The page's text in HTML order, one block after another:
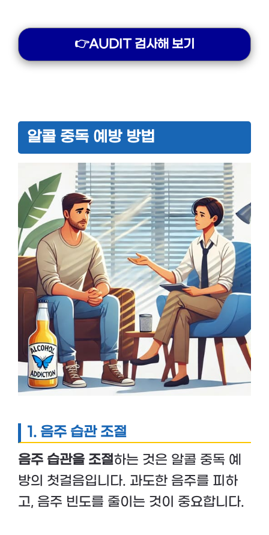
👉AUDIT 검사해 보기
알콜 중독 예방 방법
1. 음주 습관 조절
음주 습관을 조절하는 것은 알콜 중독 예
방의 첫걸음입니다. 과도한 음주를 피하
고, 음주 빈도를 줄이는 것이 중요합니다.